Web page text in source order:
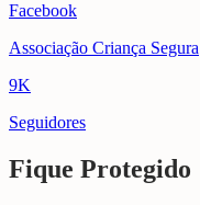
Facebook
Associação Criança Segura
9K
Seguidores
Fique Protegido